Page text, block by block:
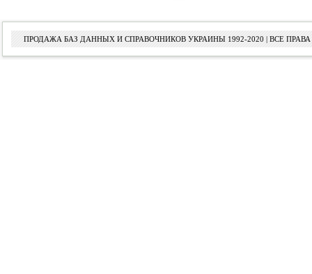
ПРОДАЖА БАЗ ДАННЫХ И СПРАВОЧНИКОВ УКРАИНЫ 1992-2020 | ВСЕ